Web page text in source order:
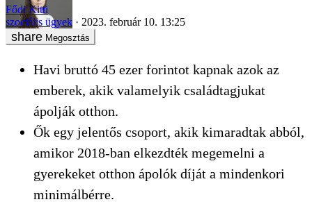
Fődi Kitti
szociális ügyek
2023. február 10. 13:25
Megosztás
Havi bruttó 45 ezer forintot kapnak azok az
emberek, akik valamelyik családtagjukat
ápolják otthon.
Ők egy jelentős csoport, akik kimaradtak abból,
amikor 2018-ban elkezdték megemelni a
gyerekeket otthon ápolók díját a mindenkori
minimálbérre.